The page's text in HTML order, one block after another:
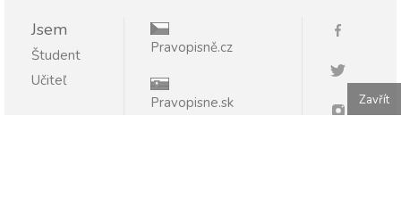
Jsem
Študent
Učiteľ
Pravopisně.cz
Pravopisne.sk Zavřít